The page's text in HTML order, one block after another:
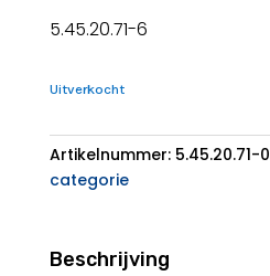
5.45.20.71-6
Uitverkocht
Artikelnummer: 5.45.20.71-0
categorie
Beschrijving